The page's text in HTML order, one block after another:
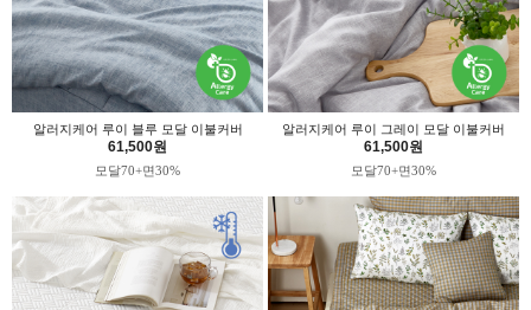
알러지케어 루이 블루 모달 이불커버
61,500원
모달70+면30%
알러지케어 루이 그레이 모달 이불커버
61,500원
모달70+면30%